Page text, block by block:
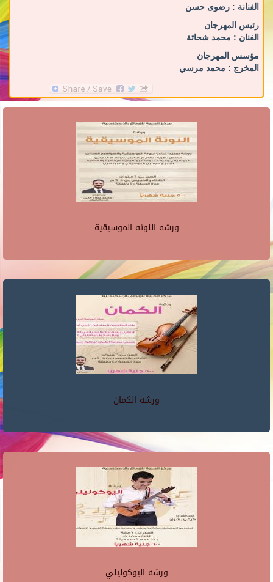
الفنانة : رضوى حسن
رئيس المهرجان
الفنان : محمد شحاتة
مؤسس المهرجان
المخرج : محمد مرسي
ورشه النوته الموسيقية
ورشه الكمان
ورشه اليوكوليلي